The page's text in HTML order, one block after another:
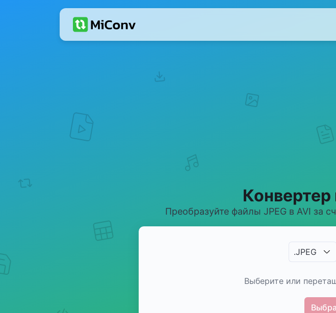
Конвертер
Преобразуйте файлы JPEG в AVI за
.JPEG
Выберите или